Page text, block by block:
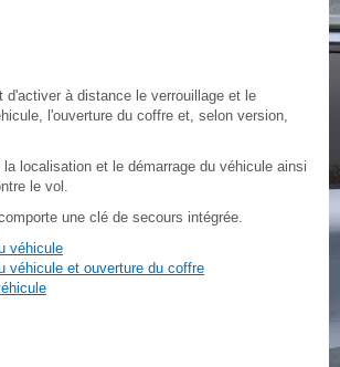
d'activer à distance le verrouillage et le
l'ouverture du coffre et, selon version,
localisation et le démarrage du véhicule ainsi
le vol.
une clé de secours intégrée.
véhicule
véhicule et ouverture du coffre